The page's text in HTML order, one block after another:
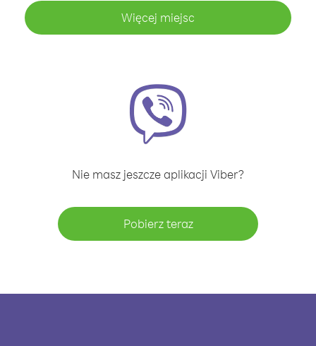
Więcej miejsc
Nie masz jeszcze aplikacji Viber?
Pobierz teraz